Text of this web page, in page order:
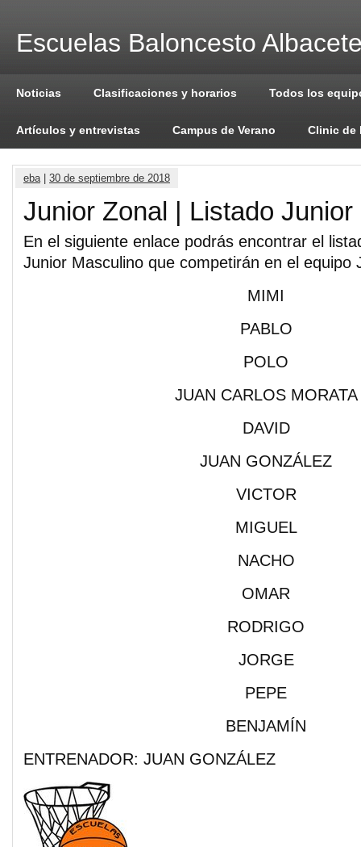
Escuelas Baloncesto
Noticias Clasificaciones y horarios Todos los
Artículos y entrevistas Campus de Verano Clinic de
eba| 30 de septiembre de 2018
Junior Zonal | Listado
En el siguiente enlace podrás encontrar el
Junior Masculino que competirán en el equipo
MIMI
PABLO
POLO
JUAN CARLOS MORATA
DAVID
JUAN GONZÁLEZ
VICTOR
MIGUEL
NACHO
OMAR
RODRIGO
JORGE
PEPE
BENJAMÍN
ENTRENADOR: JUAN GONZÁLEZ